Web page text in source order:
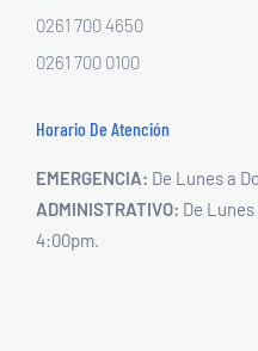
0261 700 4650
0261 700 0100
Horario De Atención
EMERGENCIA: De Lunes a
ADMINISTRATIVO: De
4:00pm.